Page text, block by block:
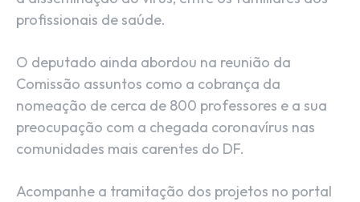
profissionais de saúde.
O deputado ainda abordou na reunião da
Comissão assuntos como a cobrança da
nomeação de cerca de 800 professores e a sua
preocupação com a chegada coronavírus nas
comunidades mais carentes do DF.
Acompanhe a tramitação dos projetos no portal